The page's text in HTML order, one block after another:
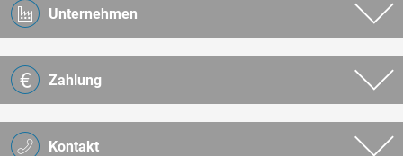
Kontakt
Unternehmen
Zahlung